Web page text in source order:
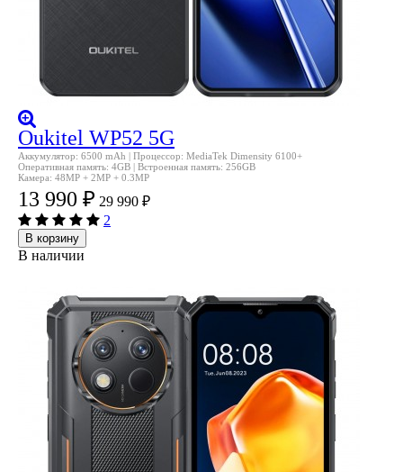
Oukitel WP52 5G
Аккумулятор: 6500 mAh | Процессор: MediaTek Dimensity 6100+
Оперативная память: 4GB | Встроенная память: 256GB
Камера: 48MP + 2MP + 0.3MP
13 990 ₽ 29 990 ₽
2
В корзину
В наличии